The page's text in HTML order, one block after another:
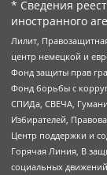
* Сведения
иностранного
Лилит,
центр немецкой и
Фонд защиты прав
Фонд борьбы с
СПИДа, СВЕЧА,
Избирателей,
Центр поддержки и
Горячая Линия, В
социальных